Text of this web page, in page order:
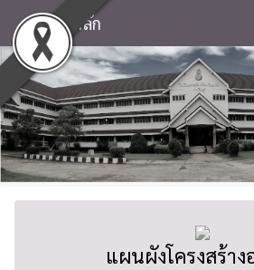
หน้าหลัก
แผนผังโครงสร้าง